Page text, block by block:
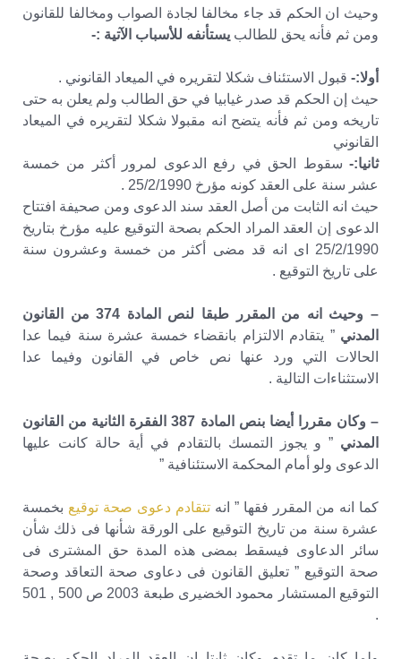
وحيث ان الحكم قد جاء مخالفا لجادة الصواب ومخالفا للقانون
ومن ثم فأنه يحق للطالب يستأنفه للأسباب الآتية :-
أولا:- قبول الاستئناف شكلا لتقريره في الميعاد القانوني .
حيث إن الحكم قد صدر غيابيا في حق الطالب ولم يعلن به حتى
تاريخه ومن ثم فأنه يتضح انه مقبولا شكلا لتقريره في الميعاد
القانوني
ثانيا:- سقوط الحق في رفع الدعوى لمرور أكثر من خمسة
عشر سنة على العقد كونه مؤرخ 25/2/1990 .
حيث انه الثابت من أصل العقد سند الدعوى ومن صحيفة افتتاح
الدعوى إن العقد المراد الحكم بصحة التوقيع عليه مؤرخ بتاريخ
25/2/1990 اى انه قد مضى أكثر من خمسة وعشرون سنة
على تاريخ التوقيع .
– وحيث انه من المقرر طبقا لنص المادة 374 من القانون
المدني ” يتقادم الالتزام بانقضاء خمسة عشرة سنة فيما عدا
الحالات التي ورد عنها نص خاص في القانون وفيما عدا
الاستثناءات التالية .
– وكان مقررا أيضا بنص المادة 387­­­­­ الفقرة الثانية من القانون
المدني ” و يجوز التمسك بالتقادم في أية حالة كانت عليها
الدعوى ولو أمام المحكمة الاستئنافية ”
كما انه من المقرر فقها ” انه تتقادم دعوى صحة توقيع بخمسة
عشرة سنة من تاريخ التوقيع على الورقة شأنها فى ذلك شأن
سائر الدعاوى فيسقط بمضى هذه المدة حق المشترى فى
صحة التوقيع ” تعليق القانون فى دعاوى صحة التعاقد وصحة
التوقيع المستشار محمود الخضيرى طبعة 2003 ص 500 , 501
.